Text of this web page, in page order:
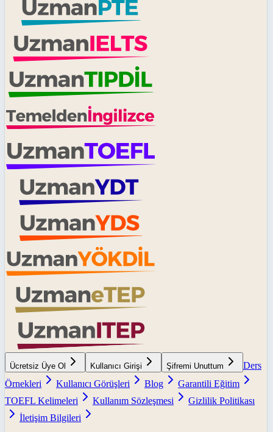
Ücretsiz Üye Ol Kullanıcı Girişi Şifremi Unuttum
Ders
Örnekleri
Kullanıcı Görüşleri Blog
Garantili Eğitim
TOEFL Kelimeleri
Kullanım Sözleşmesi
Gizlilik Politikası
İletişim Bilgileri